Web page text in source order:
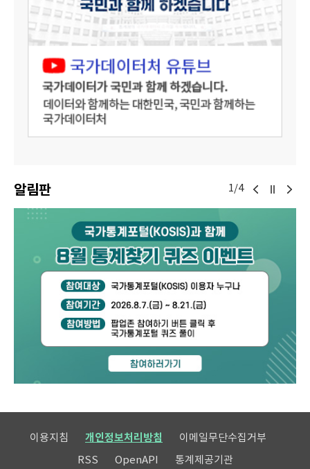
알림판 1/4
이용지침 개인정보처리방침
이메일무단수집거부
RSS
OpenAPI 통계제공기관